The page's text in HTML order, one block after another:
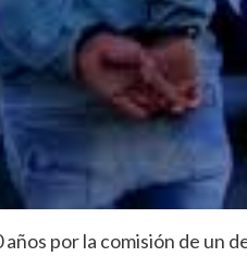
por la comisión de un